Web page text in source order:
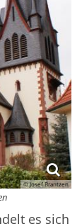
© Josef Brantzen
es sich